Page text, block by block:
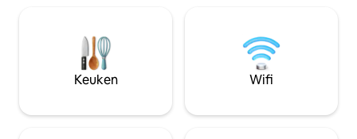
winkelcentra zoals Yaya Centre, Prestige
Mall, Adlife Mall en Valley Arcade, en
populaire restaurants zoals Mama Oliech
Fish, Black Samurai, Tamasha, Blacky'z en
een rustige
maar ook gunstig
Sarit en
zakelijke centra
Keuken Wifi